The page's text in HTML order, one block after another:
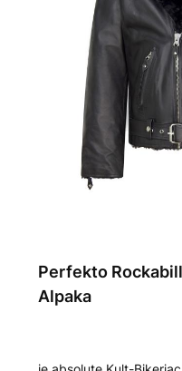
Perfekto
Alpaka